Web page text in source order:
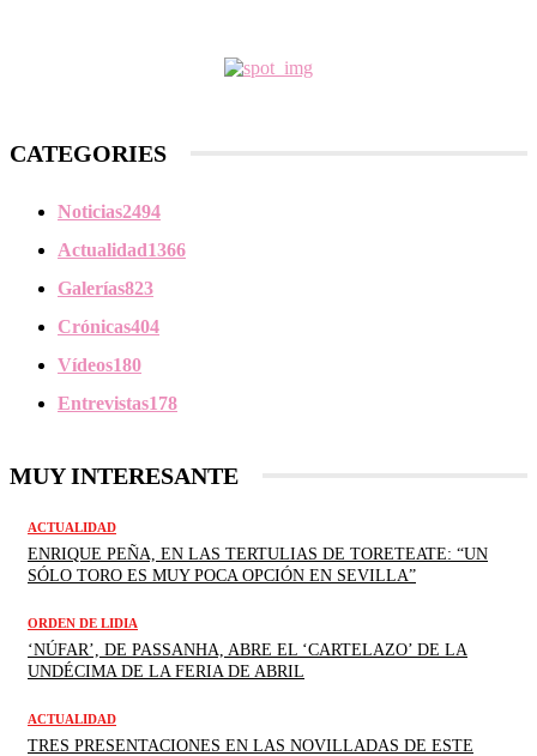
CATEGORIES
Noticias2494
Actualidad1366
Galerías823
Crónicas404
Vídeos180
Entrevistas178
MUY INTERESANTE
ACTUALIDAD
ENRIQUE PEÑA, EN LAS TERTULIAS DE TORETEATE: “UN
SÓLO TORO ES MUY POCA OPCIÓN EN SEVILLA”
ORDEN DE LIDIA
‘NÚFAR’, DE PASSANHA, ABRE EL ‘CARTELAZO’ DE LA
UNDÉCIMA DE LA FERIA DE ABRIL
ACTUALIDAD
TRES PRESENTACIONES EN LAS NOVILLADAS DE ESTE